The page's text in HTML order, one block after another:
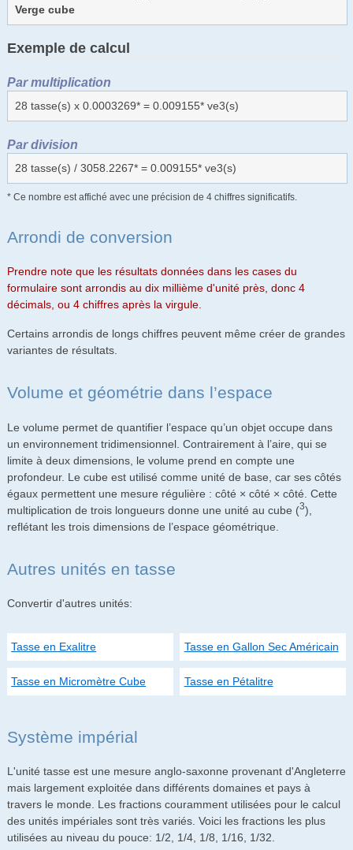
Verge cube
Exemple de calcul
Par multiplication
28 tasse(s) x 0.0003269* = 0.009155* ve3(s)
Par division
28 tasse(s) / 3058.2267* = 0.009155* ve3(s)
* Ce nombre est affiché avec une précision de 4 chiffres significatifs.
Arrondi de conversion
Prendre note que les résultats données dans les cases du
formulaire sont arrondis au dix millième d'unité près, donc 4
décimals, ou 4 chiffres après la virgule.
Certains arrondis de longs chiffres peuvent même créer de grandes
variantes de résultats.
Volume et géométrie dans l’espace
Le volume permet de quantifier l’espace qu’un objet occupe dans
un environnement tridimensionnel. Contrairement à l’aire, qui se
limite à deux dimensions, le volume prend en compte une
profondeur. Le cube est utilisé comme unité de base, car ses côtés
égaux permettent une mesure régulière : côté × côté × côté. Cette
multiplication de trois longueurs donne une unité au cube (3),
reflétant les trois dimensions de l’espace géométrique.
Autres unités en tasse
Convertir d'autres unités:
Tasse en Exalitre Tasse en Gallon Sec Américain
Tasse en Micromètre Cube Tasse en Pétalitre
Système impérial
L'unité tasse est une mesure anglo-saxonne provenant d'Angleterre
mais largement exploitée dans différents domaines et pays à
travers le monde. Les fractions couramment utilisées pour le calcul
des unités impériales sont très variés. Voici les fractions les plus
utilisées au niveau du pouce: 1/2, 1/4, 1/8, 1/16, 1/32.